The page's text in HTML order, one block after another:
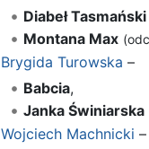
Diabeł
Montana Max
Brygida Turowska –
Babcia,
Janka Świniarska
Wojciech Machnicki –